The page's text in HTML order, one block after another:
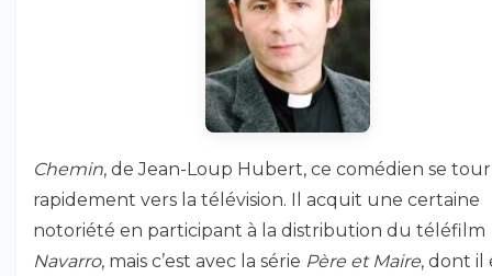
Chemin, de Jean-Loup Hubert, ce comédien se
rapidement vers la télévision. Il acquit une certaine
notoriété en participant à la distribution du téléfilm
Navarro, mais c’est avec la série Père et Maire, dont il